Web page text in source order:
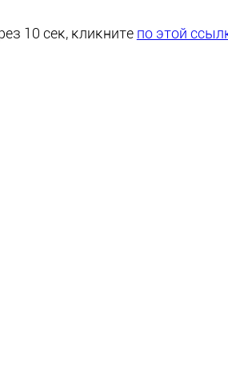
10 сек, кликните по этой